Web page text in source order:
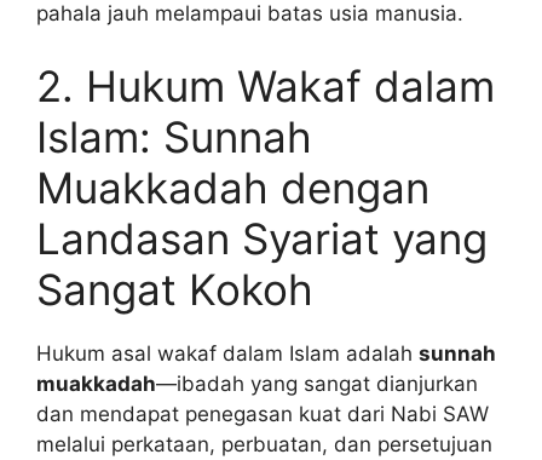
pahala jauh melampaui batas usia manusia.
2. Hukum Wakaf dalam
Islam: Sunnah
Muakkadah dengan
Landasan Syariat yang
Sangat Kokoh
Hukum asal wakaf dalam Islam adalah sunnah
muakkadah—ibadah yang sangat dianjurkan
dan mendapat penegasan kuat dari Nabi SAW
melalui perkataan, perbuatan, dan persetujuan